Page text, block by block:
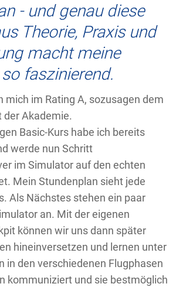
- und genau diese
Theorie, Praxis und
macht meine
faszinierend.
mich im Rating A, sozusagen dem
Akademie.
Basic-Kurs habe ich bereits
werde nun Schritt
im Simulator auf den echten
Mein Stundenplan sieht jede
Als Nächstes stehen ein paar
an. Mit der eigenen
können wir uns dann später
hineinversetzen und lernen unter
in den verschiedenen Flugphasen
kommuniziert und sie bestmöglich